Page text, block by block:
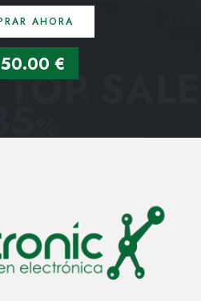
AHORA
50.00 € SALE